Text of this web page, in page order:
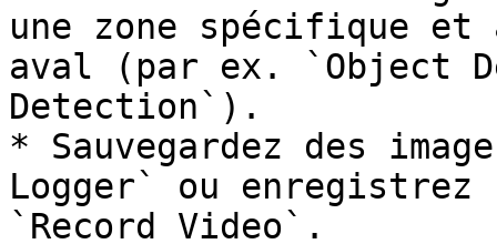
une zone spécifique
aval (par ex. `Object
Detection`).
* Sauvegardez des
Logger` ou enregistrez
`Record Video`.